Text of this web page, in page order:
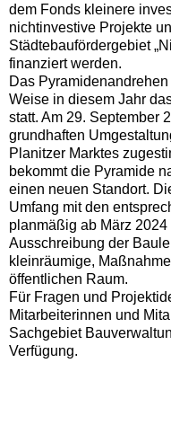
dem Fonds kleinere
nichtinvestive Projekte
Städtebaufördergebiet
finanziert werden.
Das
Weise in diesem Jahr
statt. Am 29. September
grundhaften
Planitzer Marktes
bekommt die Pyramide
einen neuen Standort.
Umfang mit den
planmäßig ab März
Ausschreibung der
kleinräumige,
öffentlichen Raum.
Für Fragen und
Mitarbeiterinnen und
Sachgebiet
Verfügung.